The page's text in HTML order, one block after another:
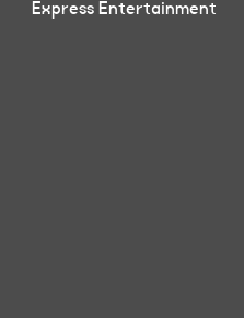
Express Entertainment